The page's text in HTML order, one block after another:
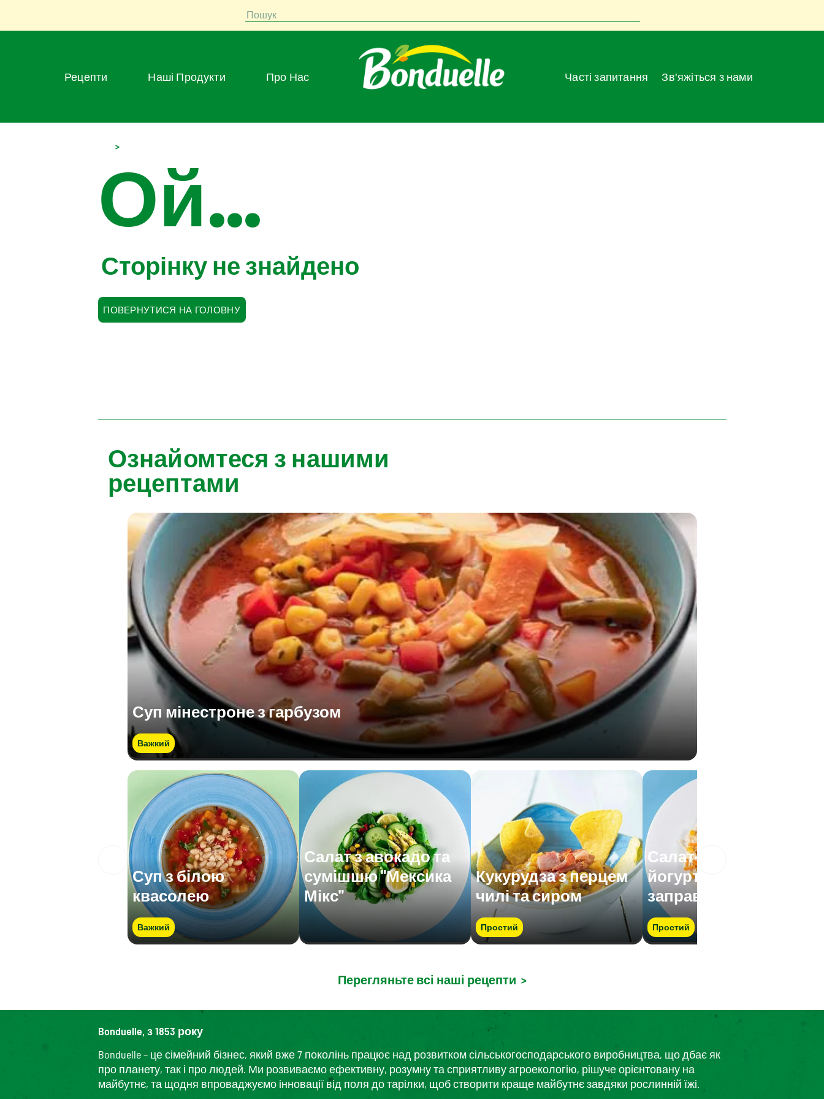
Пошук
Рецепти Наші Продукти Про Нас Часті запитання Зв'яжіться з нами
>
Ой...
Сторінку не знайдено
ПОВЕРНУТИСЯ НА ГОЛОВНУ
Ознайомтеся з нашими
рецептами
Суп мінестроне з гарбузом
Важкий
Суп з білою
квасолею
Важкий
Салат з авокадо та
сумішшю "Мексика
Мікс"
Кукурудза з перцем
чилі та сиром
Простий
Салат-асорті з
йогуртовою
заправкою
Простий
Перегляньте всі наші рецепти >
Bonduelle, з 1853 року
Bonduelle – це сімейний бізнес, який вже 7 поколінь працює над розвитком сільськогосподарського виробництва, що дбає як
про планету, так і про людей. Ми розвиваємо ефективну, розумну та сприятливу агроекологію, рішуче орієнтовану на
майбутнє, та щодня впроваджуємо інновації від поля до тарілки, щоб створити краще майбутнє завдяки рослинній їжі.